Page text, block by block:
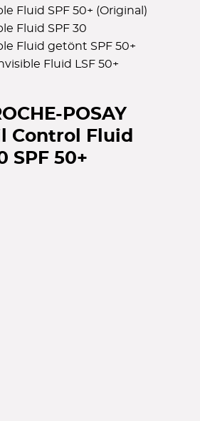
Fluid SPF 50+ (Original)
Fluid SPF 30
Fluid getönt SPF 50+
Fluid LSF 50+
POSAY
Control Fluid
SPF 50+